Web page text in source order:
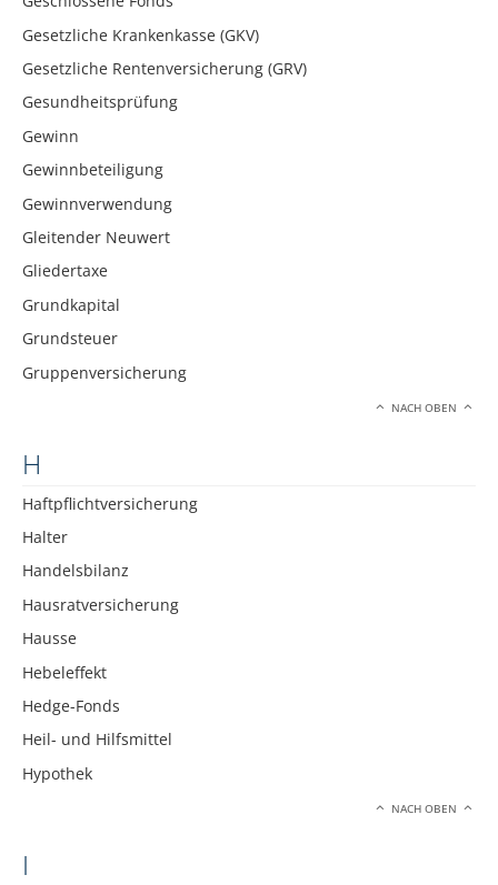
Gesetzliche Krankenkasse (GKV)
Gesetzliche Rentenversicherung (GRV)
Gesundheitsprüfung
Gewinn
Gewinnbeteiligung
Gewinnverwendung
Gleitender Neuwert
Gliedertaxe
Grundkapital
Grundsteuer
Gruppenversicherung
NACH OBEN
H
Haftpflichtversicherung
Halter
Handelsbilanz
Hausratversicherung
Hausse
Hebeleffekt
Hedge-Fonds
Heil- und Hilfsmittel
Hypothek
NACH OBEN
I